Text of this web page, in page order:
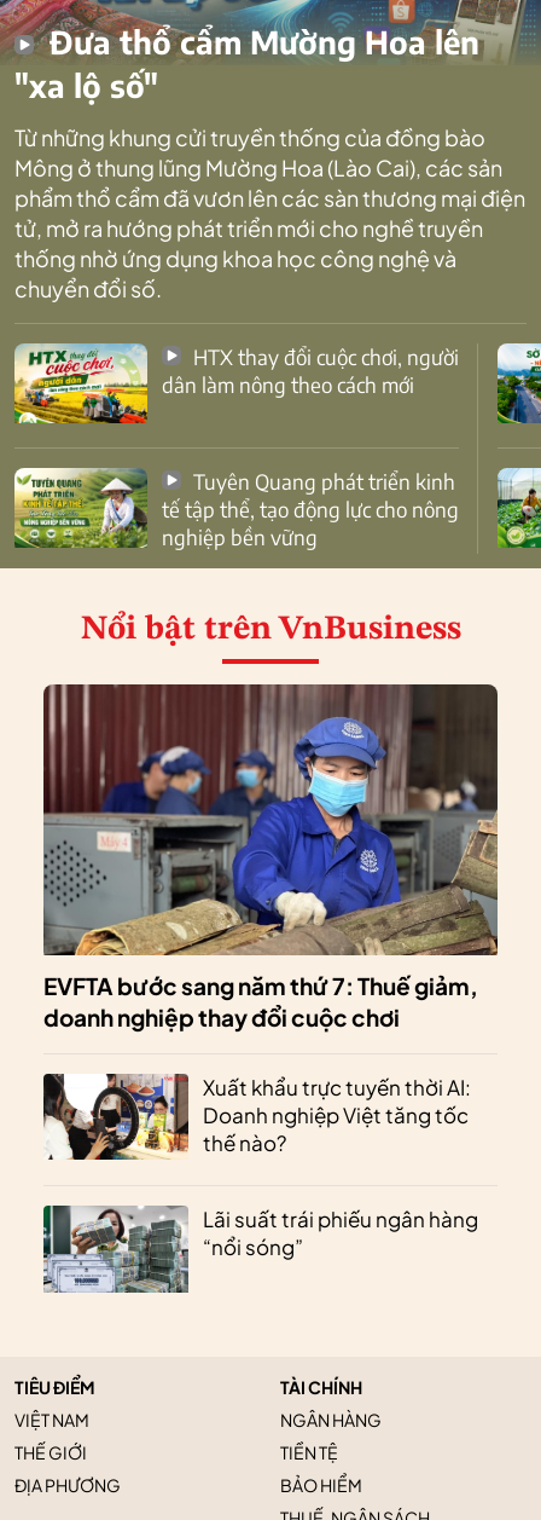
Đưa thổ cẩm Mường Hoa lên
"xa lộ số"
Từ những khung cửi truyền thống của đồng bào
Mông ở thung lũng Mường Hoa (Lào Cai), các sản
phẩm thổ cẩm đã vươn lên các sàn thương mại điện
tử, mở ra hướng phát triển mới cho nghề truyền
thống nhờ ứng dụng khoa học công nghệ và
chuyển đổi số.
dân làm nông theo cách mới
tế tập thể, tạo động lực cho nông
nghiệp bền vững
Nổi bật trên VnBusiness
EVFTA bước sang năm thứ 7: Thuế giảm,
doanh nghiệp thay đổi cuộc chơi
Xuất khẩu trực tuyến thời AI:
Doanh nghiệp Việt tăng tốc
thế nào?
Lãi suất trái phiếu ngân hàng
“nổi sóng”
TIÊU ĐIỂM
VIỆT NAM
THẾ GIỚI
ĐỊA PHƯƠNG
TÀI CHÍNH
NGÂN HÀNG
TIỀN TỆ
BẢO HIỂM